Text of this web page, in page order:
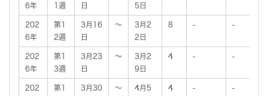
6年
1週
日
5日
202
6年
第1
2週
3月16
日
～
3月2
2日
8 - -
202
6年
第1
3週
3月23
日
～
3月2
9日
4 - -
202 第1 3月30 ～ 4月5 4 - -